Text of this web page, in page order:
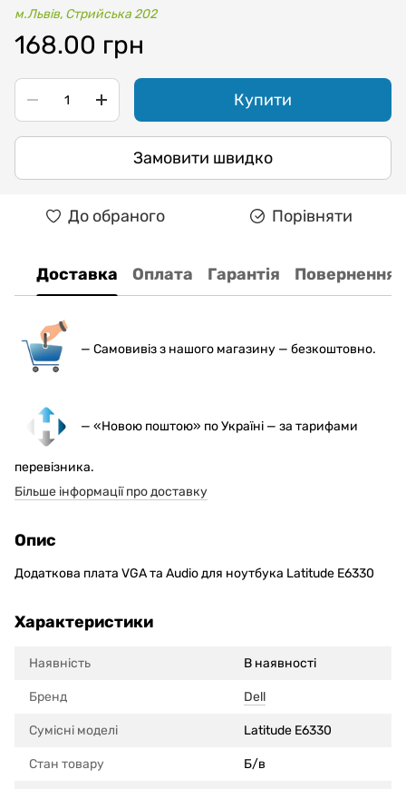
м.Львів, Стрийська 202
168.00 грн
Купити
Замовити швидко
До обраного Порівняти
Доставка Оплата Гарантія Повернення
— Самовивіз з нашого магазину — безкоштовно.
— «Новою поштою» по Україні — за тарифами
перевізника.
Більше інформації про доставку
Опис
Додаткова плата VGA та Audio для ноутбука Latitude E6330
Характеристики
Наявність В наявності
Бренд Dell
Сумісні моделi Latitude E6330
Стан товару Б/в